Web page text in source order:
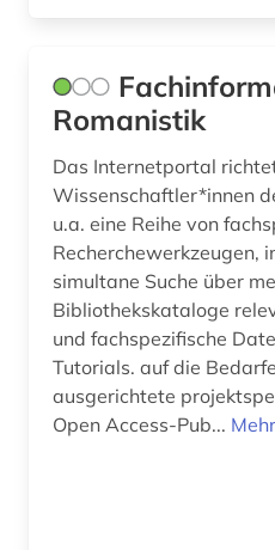
Romanistik
Das Internetportal
Wissenschaftler*innen
u.a. eine Reihe von fachspezifischen
Recherchewerkzeugen,
simultane Suche über
Bibliothekskataloge
und fachspezifische
Tutorials. auf die Bedarfe der Fachcommunity
ausgerichtete
Open Access-Pub...